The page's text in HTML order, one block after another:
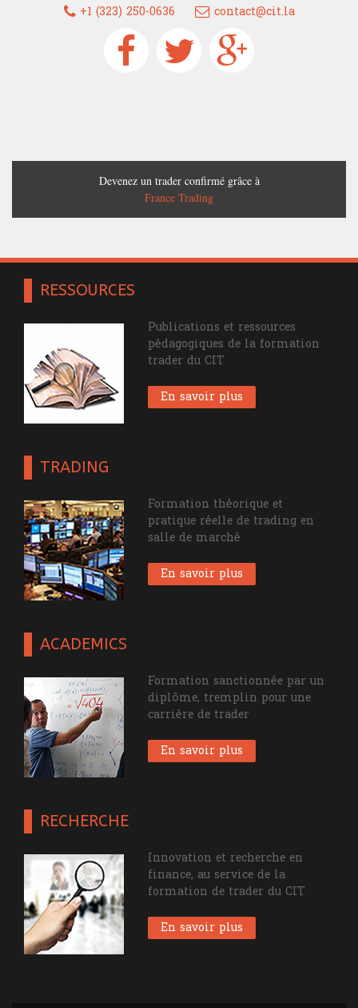
+1 (323) 250-0636 contact@cit.la
Devenez un trader confirmé grâce à
France Trading
RESSOURCES
Publications et ressources
pédagogiques de la formation
trader du CIT
En savoir plus
TRADING
Formation théorique et
pratique réelle de trading en
salle de marché
En savoir plus
ACADEMICS
Formation sanctionnée par un
diplôme, tremplin pour une
carrière de trader
En savoir plus
RECHERCHE
Innovation et recherche en
finance, au service de la
formation de trader du CIT
En savoir plus